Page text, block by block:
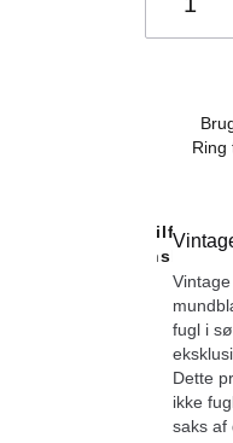
Tilføj Til
Ønskeliste
fugl i
Dette
ikke
saks af